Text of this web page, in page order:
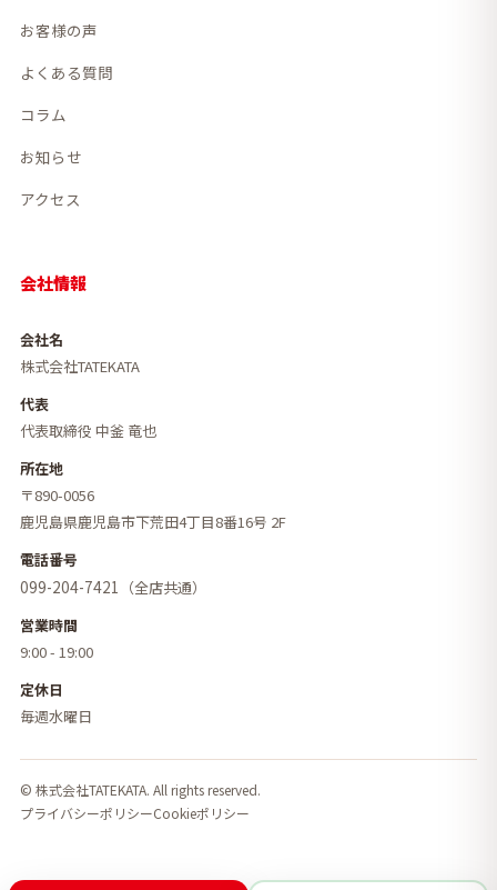
お客様の声
よくある質問
コラム
お知らせ
アクセス
会社情報
会社名
株式会社TATEKATA
代表
代表取締役 中釜 竜也
所在地
〒890-0056
鹿児島県鹿児島市下荒田4丁目8番16号 2F
電話番号
099-204-7421
（全店共通）
営業時間
9:00 - 19:00
定休日
毎週水曜日
© 株式会社TATEKATA. All rights reserved.
プライバシーポリシーCookieポリシー